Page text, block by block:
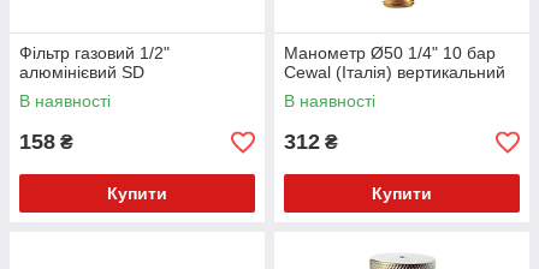
Фільтр газовий 1/2"
алюмінієвий SD
В наявності
158 ₴
Купити
Манометр Ø50 1/4" 10 бар
Cewal (Італія) вертикальний
В наявності
312 ₴
Купити